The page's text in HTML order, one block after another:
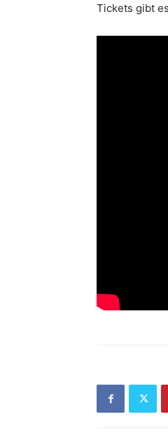
Tickets gibt es